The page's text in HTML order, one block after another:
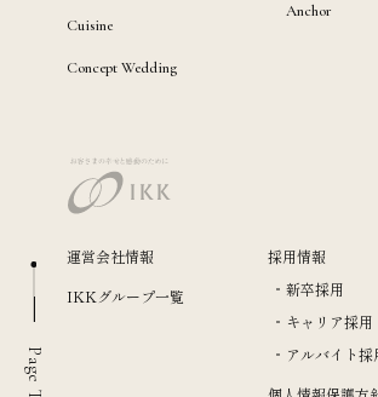
Cuisine
Concept Wedding
Anchor
運営会社情報
IKKグループ一覧
採用情報
新卒採用
キャリア採用
アルバイト採